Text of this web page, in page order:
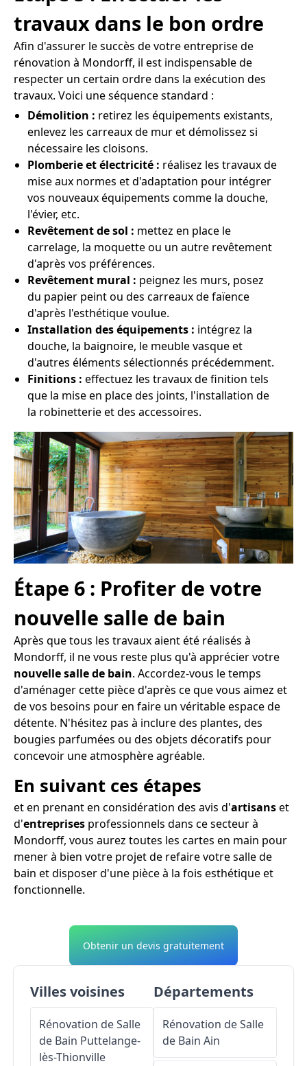
travaux dans le bon ordre
Afin d'assurer le succès de votre entreprise de
rénovation à Mondorff, il est indispensable de
respecter un certain ordre dans la exécution des
travaux. Voici une séquence standard :
Démolition : retirez les équipements existants,
enlevez les carreaux de mur et démolissez si
nécessaire les cloisons.
Plomberie et électricité : réalisez les travaux de
mise aux normes et d'adaptation pour intégrer
vos nouveaux équipements comme la douche,
l'évier, etc.
Revêtement de sol : mettez en place le
carrelage, la moquette ou un autre revêtement
d'après vos préférences.
Revêtement mural : peignez les murs, posez
du papier peint ou des carreaux de faïence
d'après l'esthétique voulue.
Installation des équipements : intégrez la
douche, la baignoire, le meuble vasque et
d'autres éléments sélectionnés précédemment.
Finitions : effectuez les travaux de finition tels
que la mise en place des joints, l'installation de
la robinetterie et des accessoires.
Étape 6 : Profiter de votre
nouvelle salle de bain
Après que tous les travaux aient été réalisés à
Mondorff, il ne vous reste plus qu'à apprécier votre
nouvelle salle de bain. Accordez-vous le temps
d'aménager cette pièce d'après ce que vous aimez et
de vos besoins pour en faire un véritable espace de
détente. N'hésitez pas à inclure des plantes, des
bougies parfumées ou des objets décoratifs pour
concevoir une atmosphère agréable.
En suivant ces étapes
et en prenant en considération des avis d'artisanset
d'entreprises professionnels dans ce secteur à
Mondorff, vous aurez toutes les cartes en main pour
mener à bien votre projet de refaire votre salle de
bain et disposer d'une pièce à la fois esthétique et
fonctionnelle.
Obtenir un devis gratuitement
Villes voisines
Rénovation de Salle
de Bain Puttelange-
lès-Thionville
Départements
Rénovation de Salle
de Bain Ain